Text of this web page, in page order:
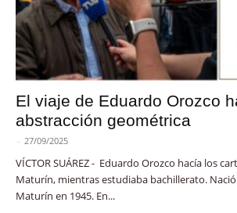
El viaje de Eduardo Orozco
abstracción geométrica
- 27/09/2025
VÍCTOR SUÁREZ - Eduardo Orozco hacía los
Maturín, mientras estudiaba bachillerato.
Maturín en 1945. En...